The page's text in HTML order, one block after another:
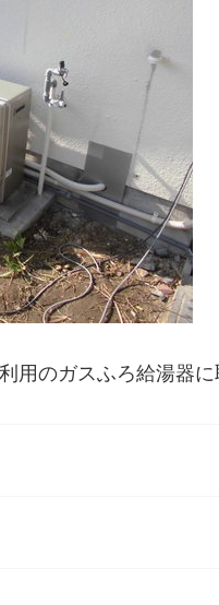
用のガスふろ給湯器に